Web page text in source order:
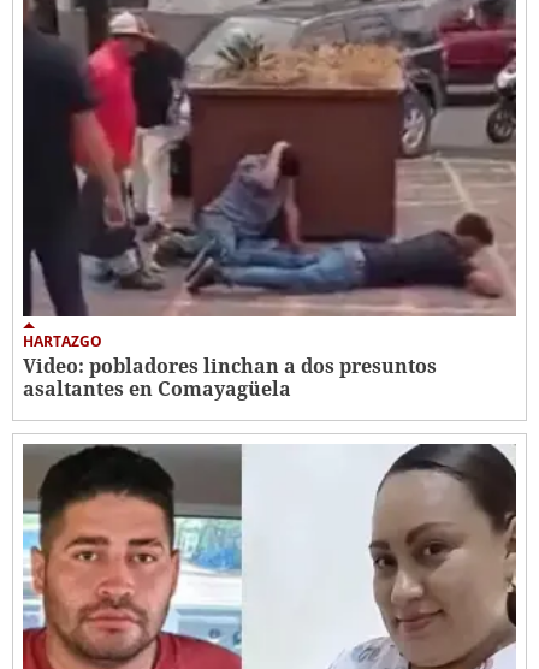
HARTAZGO
Video: pobladores linchan a dos presuntos
asaltantes en Comayagüela